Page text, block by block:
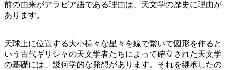
前の由来がアラビア語である理由は、天文学の歴史に理由が
あります。
天球上に位置する大小様々な星々を線で繋いで図形を作ると
いう古代ギリシャの天文学者たちによって確立された天文学
の基礎には、幾何学的な発想があります。それを継承したの